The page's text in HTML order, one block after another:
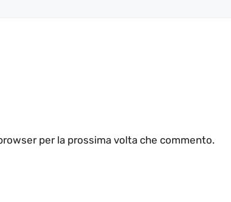
per la prossima volta che commento.